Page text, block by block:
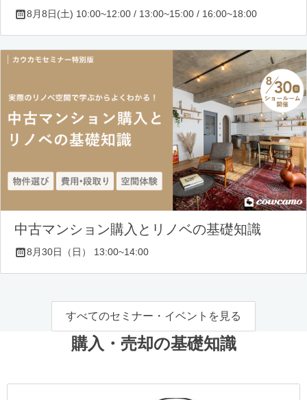
8月8日(土) 10:00~12:00 / 13:00~15:00 / 16:00~18:00
中古マンション購入とリノベの基礎知識
8月30日（日） 13:00~14:00
すべてのセミナー・イベントを見る
購入・売却の基礎知識